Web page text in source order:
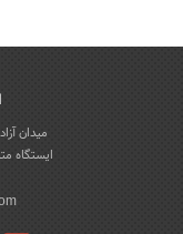
میدان
ایستگاه